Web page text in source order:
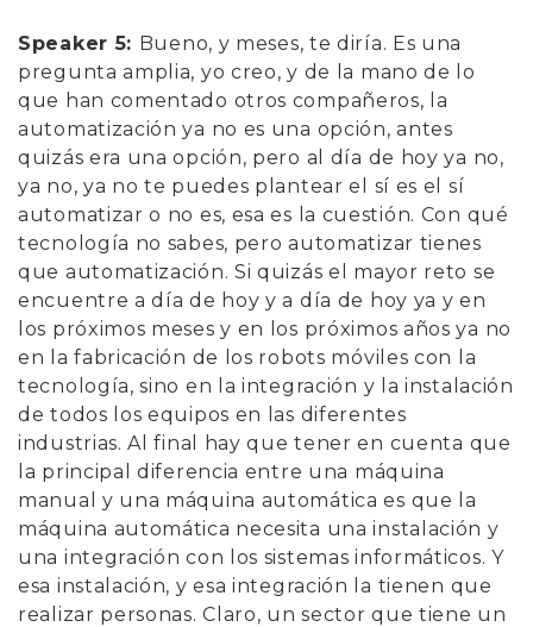
Speaker 5: Bueno, y meses, te diría. Es una
pregunta amplia, yo creo, y de la mano de lo
que han comentado otros compañeros, la
automatización ya no es una opción, antes
quizás era una opción, pero al día de hoy ya no,
ya no, ya no te puedes plantear el sí es el sí
automatizar o no es, esa es la cuestión. Con qué
tecnología no sabes, pero automatizar tienes
que automatización. Si quizás el mayor reto se
encuentre a día de hoy y a día de hoy ya y en
los próximos meses y en los próximos años ya no
en la fabricación de los robots móviles con la
tecnología, sino en la integración y la instalación
de todos los equipos en las diferentes
industrias. Al final hay que tener en cuenta que
la principal diferencia entre una máquina
manual y una máquina automática es que la
máquina automática necesita una instalación y
una integración con los sistemas informáticos. Y
esa instalación, y esa integración la tienen que
realizar personas. Claro, un sector que tiene un